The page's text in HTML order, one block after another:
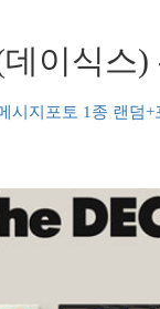
이식스)
시지포토 1종 랜덤